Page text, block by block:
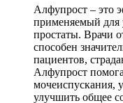
Алфупрост – это
применяемый для
простаты. Врачи
способен
пациентов,
Алфупрост
мочеиспускания,
улучшить общее